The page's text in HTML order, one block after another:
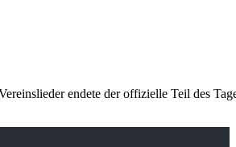
endete der offizielle Teil des